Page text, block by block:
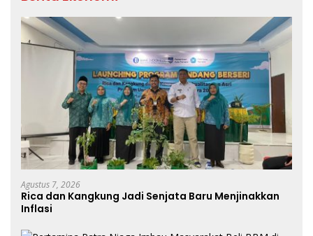
Agustus 7, 2026
Rica dan Kangkung Jadi Senjata Baru Menjinakkan
Inflasi